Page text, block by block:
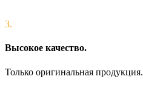
3.
Высокое качество.
Только оригинальная продукция.